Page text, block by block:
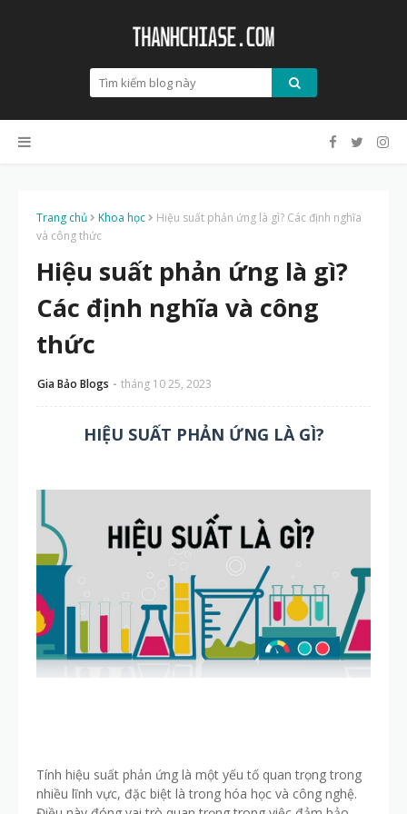
Trang chủ Khoa học
Hiệu suất phản ứng là gì? Các định nghĩa
và công thức
Hiệu suất phản ứng là gì?
Các định nghĩa và công
thức
Gia Bảo Blogs tháng 10 25, 2023
HIỆU SUẤT PHẢN ỨNG LÀ GÌ?
Tính hiệu suất phản ứng là một yếu tố quan trọng trong
nhiều lĩnh vực, đặc biệt là trong hóa học và công nghệ.